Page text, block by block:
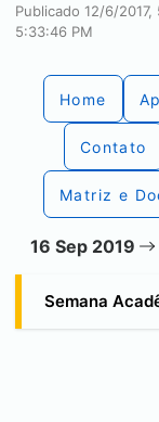
Publicado 12/6/
5:33:46 PM
Home
Contato
Matriz e
16 Sep 2019
Semana